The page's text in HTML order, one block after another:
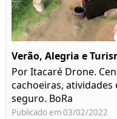
Verão, Alegria e
Por Itacaré Drone.
cachoeiras,
seguro. BoRa
Publicado em 03/02/2022